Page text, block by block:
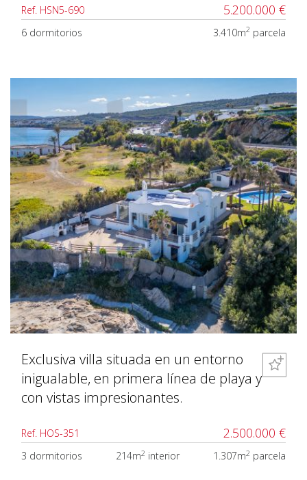
Ref. HSN5-690 5.200.000 €
6 dormitorios 3.410m2 parcela
Exclusiva villa situada en un entorno
inigualable, en primera línea de playa y
con vistas impresionantes.
Ref. HOS-351 2.500.000 €
3 dormitorios 214m2 interior 1.307m2 parcela